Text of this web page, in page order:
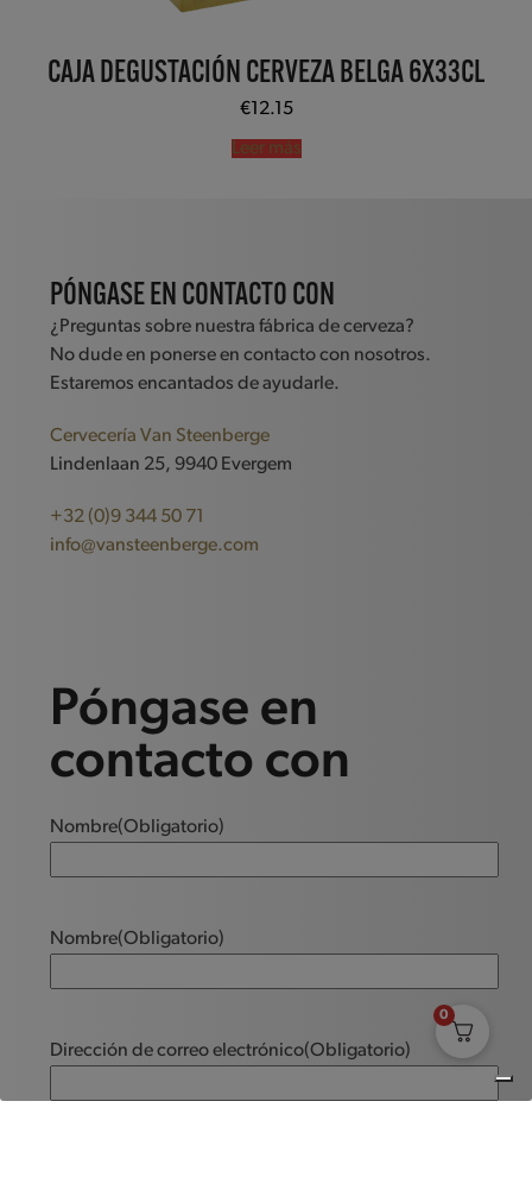
CAJA DEGUSTACIÓN CERVEZA BELGA 6X33CL
€12.15
Leer más
PÓNGASE EN CONTACTO CON
¿Preguntas sobre nuestra fábrica de cerveza?
No dude en ponerse en contacto con nosotros.
Estaremos encantados de ayudarle.
Cervecería Van Steenberge
Lindenlaan 25, 9940 Evergem
+32 (0)9 344 50 71
info@vansteenberge.com
Póngase en
contacto con
Nombre(Obligatorio)
Nombre(Obligatorio)
Dirección de correo electrónico(Obligatorio)
0